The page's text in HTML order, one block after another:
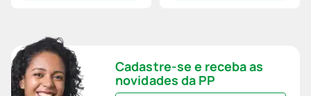
Cadastre-se e receba as
novidades da PP